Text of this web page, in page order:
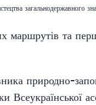
загальнодержавного
маршрутів та
природно-
Всеукраїнської